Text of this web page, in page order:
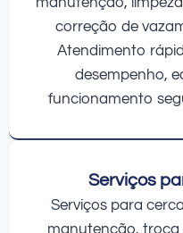
correção de
Atendimento
desempenho,
funcionamento
Serviços
Serviços para
manutenção, troca